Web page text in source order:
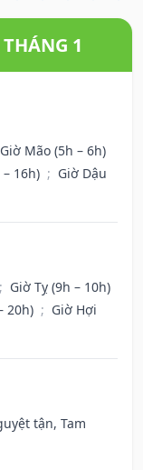
1
Giờ Mão (5h – 6h)
16h) ; Giờ Dậu
; Giờ Tỵ (9h – 10h)
20h) ; Giờ Hợi
tận, Tam